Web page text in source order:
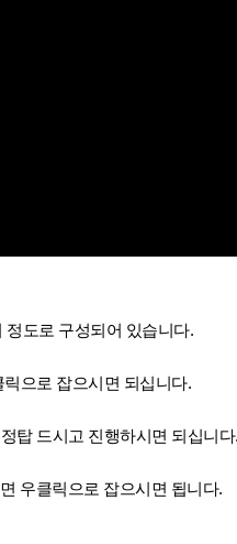
정도로 구성되어 있습니다.
으로 잡으시면 되십니다.
탑 드시고 진행하시면 되십니다.
우클릭으로 잡으시면 됩니다.